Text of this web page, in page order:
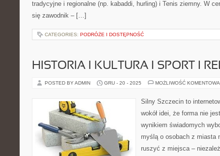
tradycyjne i regionalne (np. kabaddi, hurling) i Tenis ziemny. W
się zawodnik – […]
CATEGORIES: PODRÓŻE I DOSTĘPNOŚĆ
HISTORIA I KULTURA I SPORT I
POSTED BY ADMIN GRU - 20 - 2025 MOŻLIWOŚĆ
Silny Szczecin to
wokół idei, że forma nie
wynikiem świadomych
myślą o osobach z miasta
ruszyć z miejsca –